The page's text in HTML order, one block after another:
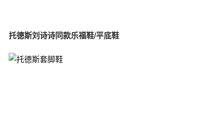
托德斯刘诗诗同款乐福鞋/平底鞋